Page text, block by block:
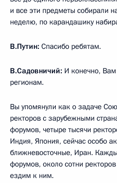
и все эти предметы собирали
неделю, по карандашику
В.Путин: Спасибо ребятам.
В.Садовничий: И конечно, Вам
регионам.
Вы упомянули как о задаче
ректоров с зарубежными
форумов, четыре тысячи
Индия, Япония, сейчас особо
ближневосточные, Иран.
форумов, около сотни
ездим к ним.